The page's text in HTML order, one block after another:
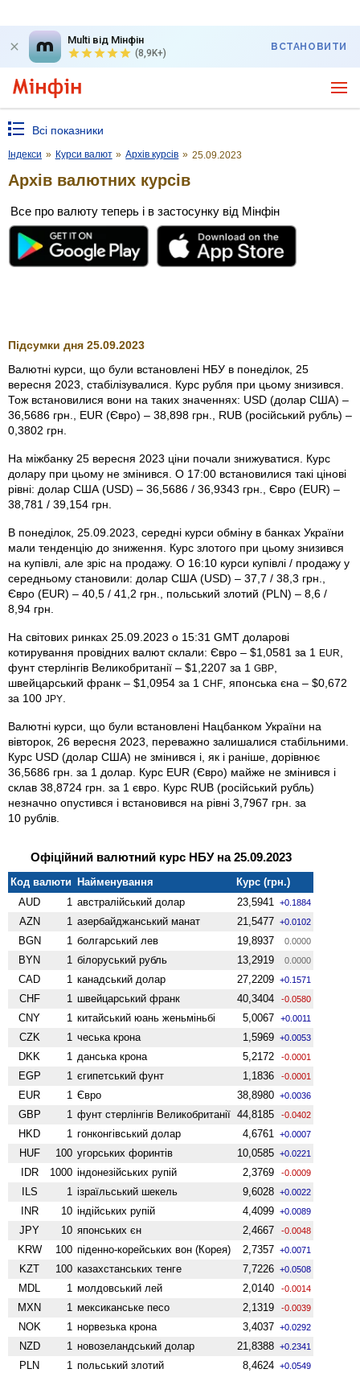
Multi від Мінфін
(8,9K+)
ВСТАНОВИТИ
Всі показники
Індекси » Курси валют » Архів курсів » 25.09.2023
Архів валютних курсів
Все про валюту теперь і в застосунку від Мінфін
Підсумки дня 25.09.2023
Валютні курси, що були встановлені НБУ в понеділок, 25
вересня 2023, стабілізувалися. Курс рубля при цьому знизився.
Тож встановилися вони на таких значеннях: USD (долар США) –
36,5686 грн., EUR (Євро) – 38,898 грн., RUB (російський рубль) –
0,3802 грн.
На міжбанку 25 вересня 2023 ціни почали знижуватися. Курс
долару при цьому не змінився. О 17:00 встановилися такі цінові
рівні: долар США (USD) – 36,5686 / 36,9343 грн., Євро (EUR) –
38,781 / 39,154 грн.
В понеділок, 25.09.2023, середні курси обміну в банках України
мали тенденцію до зниження. Курс злотого при цьому знизився
на купівлі, але зріс на продажу. О 16:10 курси купівлі / продажу у
середньому становили: долар США (USD) – 37,7 / 38,3 грн.,
Євро (EUR) – 40,5 / 41,2 грн., польський злотий (PLN) – 8,6 /
8,94 грн.
На світових ринках 25.09.2023 о 15:31 GMT доларові
котирування провідних валют склали: Євро – $1,0581 за 1 EUR
фунт стерлінгів Велико­британії – $1,2207 за 1 GBP
швейцарський франк – $1,0954 за 1 CHF , японська єна – $0,672
за 100 JPY
Валютні курси, що були встановлені Нацбанком України на
вівторок, 26 вересня 2023, переважно залишалися стабільними.
Курс USD (долар США) не змінився і, як і раніше, дорівнює
36,5686 грн. за 1 долар. Курс EUR (Євро) майже не змінився і
склав 38,8724 грн. за 1 євро. Курс RUB (російський рубль)
незначно опустився і встановився на рівні 3,7967 грн. за
10 рублів.
Офіційний валютний курс НБУ на 25.09.2023
Код валюти Найменування
Курс (грн.)
AUD
1 австралійський долар 23,5941 +0.1884
AZN 1 азербайджанський манат 21,5477 +0.0102
BGN 1 болгарський лев 19,8937 0.0000
BYN 1 білоруський рубль 13,2919 0.0000
CAD 1 канадський долар 27,2209 +0.1571
CHF 1 швейцарський франк 40,3404 -0.0580
CNY 1 китайський юань женьмiньбi 5,0067 +0.0011
CZK 1 чеська крона 1,5969 +0.0053
DKK 1 данська крона 5,2172 -0.0001
EGP 1 єгипетський фунт 1,1836 -0.0001
EUR 1 Євро 38,8980 +0.0036
GBP 1 фунт стерлінгів Велико­британії 44,8185 -0.0402
HKD 1 гонконгівський долар 4,6761 +0.0007
HUF 100 угорських форинтів 10,0585 +0.0221
IDR 1000 індонезійських рупій 2,3769 -0.0009
ILS 1 ізраїльський шекель 9,6028 +0.0022
INR 10 індійських рупій 4,4099 +0.0089
JPY 10 японських єн 2,4667 -0.0048
KRW 100 піденно-корейських вон (Корея) 2,7357 +0.0071
KZT 100 казахстанських тенге 7,7226 +0.0508
MDL 1 молдовський лей 2,0140 -0.0014
MXN 1 мексиканське песо 2,1319 -0.0039
NOK 1 норвезька крона 3,4037 +0.0292
NZD 1 ново­зеландський долар 21,8388 +0.2341
PLN 1 польський злотий 8,4624 +0.0549